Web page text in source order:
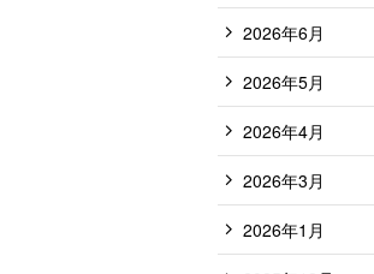
2026年6月
2026年5月
2026年4月
2026年3月
2026年1月